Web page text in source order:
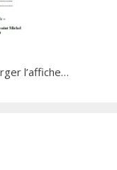
l’affiche…